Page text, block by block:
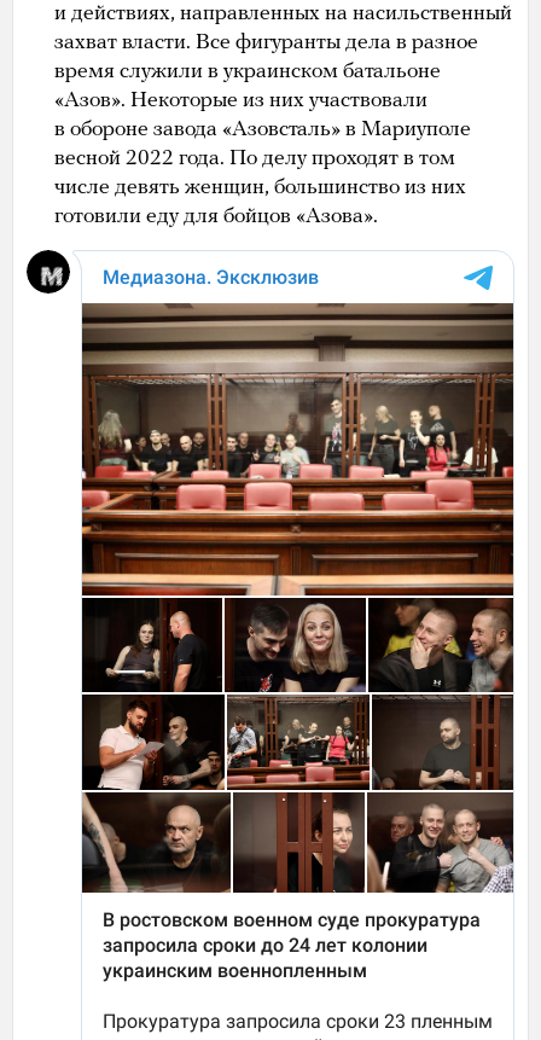
и действиях, направленных на насильственный
захват власти. Все фигуранты дела в разное
время служили в украинском батальоне
«Азов». Некоторые из них участвовали
в обороне завода «Азовсталь» в Мариуполе
весной 2022 года. По делу проходят в том
числе девять женщин, большинство из них
готовили еду для бойцов «Азова».